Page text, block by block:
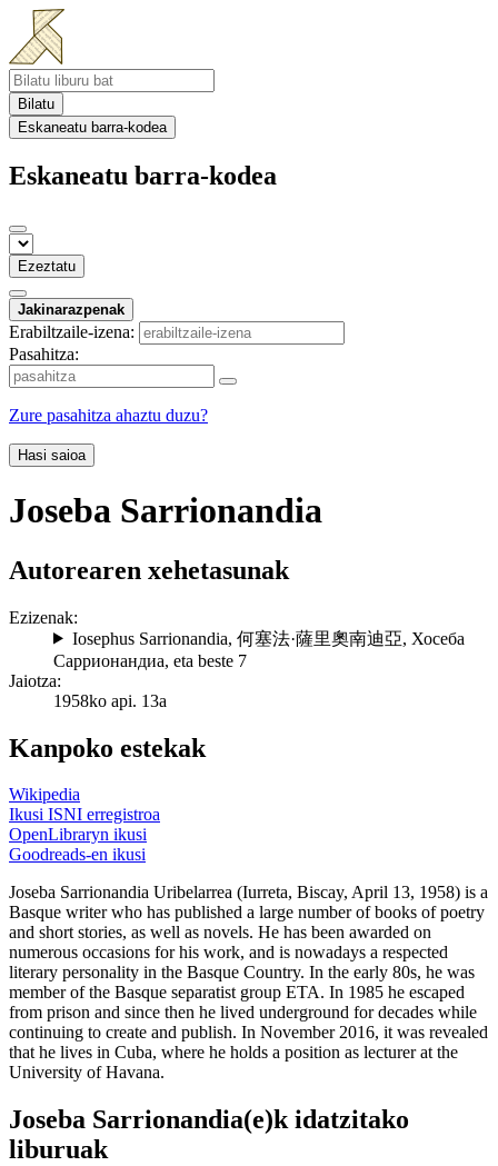
Bilatu
Eskaneatu barra-kodea
Eskaneatu barra-kodea
Ezeztatu
Jakinarazpenak
Erabiltzaile-izena:
Pasahitza:
Zure pasahitza ahaztu duzu?
Hasi saioa
Joseba Sarrionandia
Autorearen xehetasunak
Ezizenak:
Iosephus Sarrionandia, 何塞法·薩里奧南迪亞, Хосеба
Саррионандиа, eta beste 7
Jaiotza:
1958ko api. 13a
Kanpoko estekak
Wikipedia
Ikusi ISNI erregistroa
OpenLibraryn ikusi
Goodreads-en ikusi
Joseba Sarrionandia Uribelarrea (Iurreta, Biscay, April 13, 1958) is a
Basque writer who has published a large number of books of poetry
and short stories, as well as novels. He has been awarded on
numerous occasions for his work, and is nowadays a respected
literary personality in the Basque Country. In the early 80s, he was
member of the Basque separatist group ETA. In 1985 he escaped
from prison and since then he lived underground for decades while
continuing to create and publish. In November 2016, it was revealed
that he lives in Cuba, where he holds a position as lecturer at the
University of Havana.
Joseba Sarrionandia(e)k idatzitako
liburuak